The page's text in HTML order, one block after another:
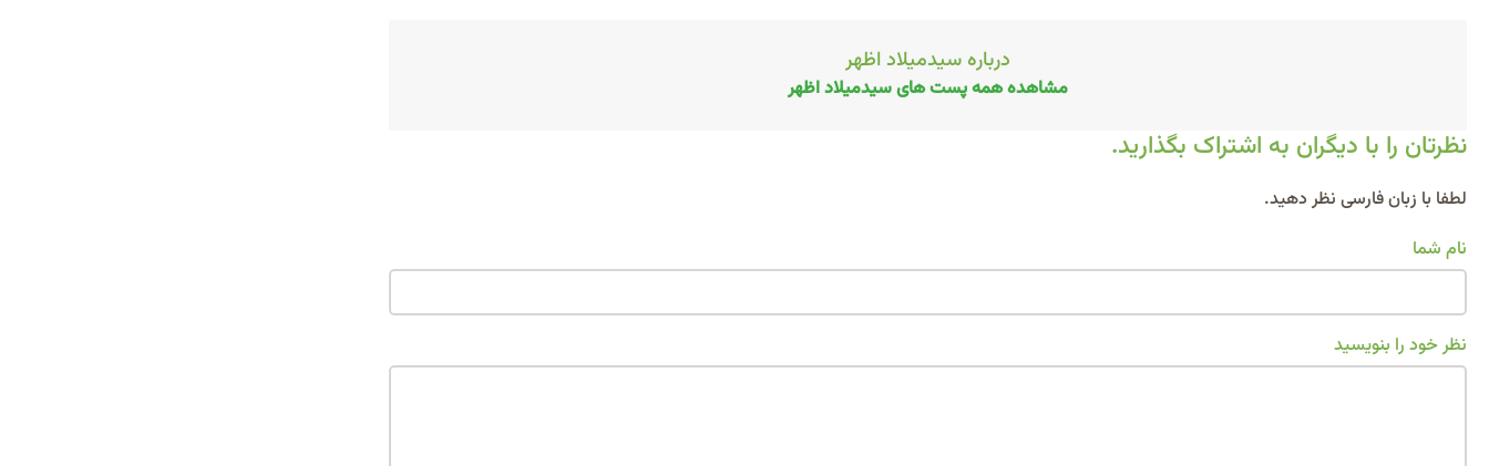
درباره سیدمیلاد اظهر
مشاهده همه پست های سیدمیلاد اظهر
نظرتان را با دیگران به اشتراک بگذارید.
لطفا با زبان فارسی نظر دهید.
نام شما
نظر خود را بنویسید
Alternative: